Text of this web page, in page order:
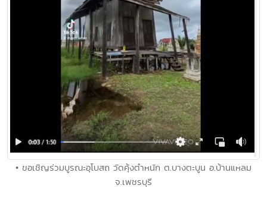
• ขอเชิญร่วมบูรณะอุโบสถ วัดคุ้งตำหนัก ต.บางตะบูน อ.บ้านแหลม
จ.เพชรบุรี